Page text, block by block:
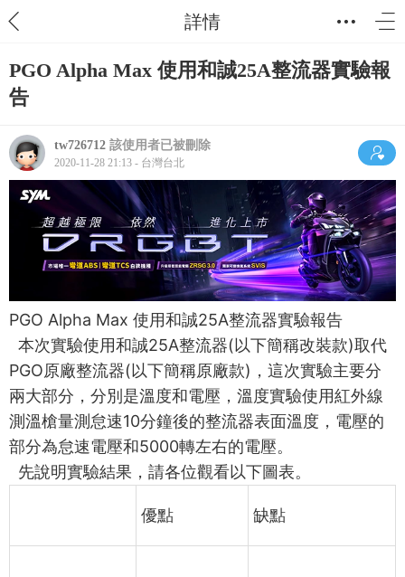
詳情
PGO Alpha Max 使用和誠25A整流器實驗報
告
tw726712 該使用者已被刪除
2020-11-28 21:13 - 台灣台北
PGO Alpha Max 使用和誠25A整流器實驗報告
本次實驗使用和誠25A整流器(以下簡稱改裝款)取代
PGO原廠整流器(以下簡稱原廠款) ，這次實驗主要分
兩大部分，分別是溫度和電壓，溫度實驗使用紅外線
測溫槍量測怠速10分鐘後的整流器表面溫度，電壓的
部分為怠速電壓和5000轉左右的電壓。
先說明實驗結果，請各位觀看以下圖表。
優點 缺點